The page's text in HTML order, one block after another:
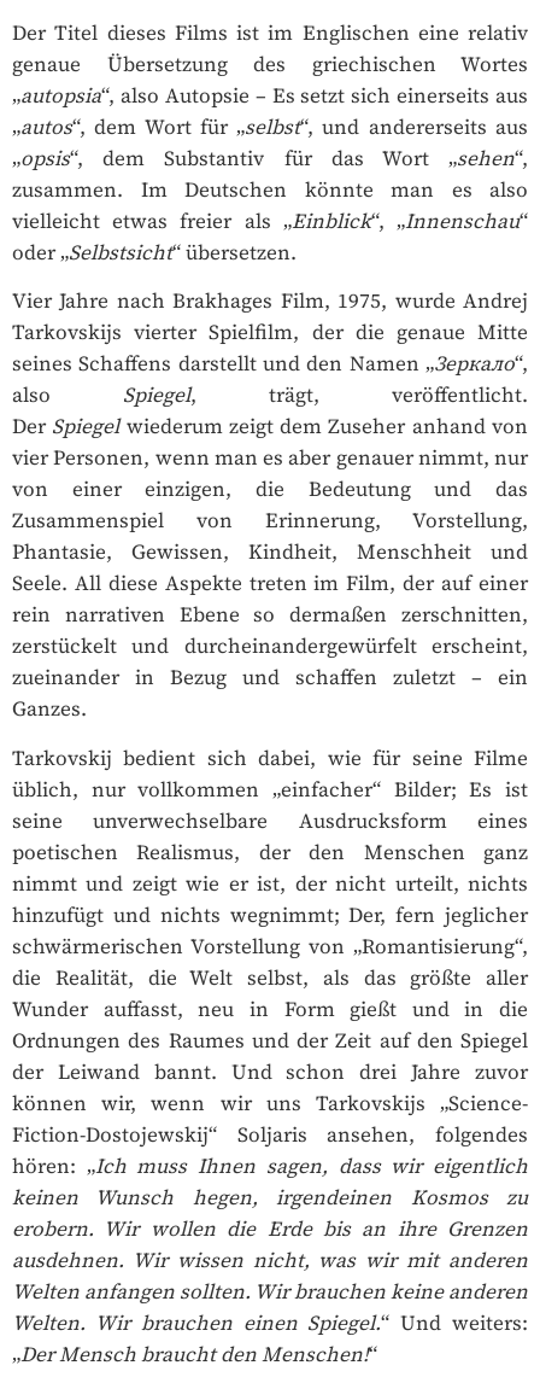
Der Titel dieses Films ist im Englischen eine relativ
genaue Übersetzung des griechischen Wortes
„autopsia“, also Autopsie – Es setzt sich einerseits aus
„autos“, dem Wort für „selbst“, und andererseits aus
„opsis“, dem Substantiv für das Wort „sehen“,
zusammen. Im Deutschen könnte man es also
vielleicht etwas freier als „Einblick“, „Innenschau“
oder „Selbstsicht“ übersetzen.
Vier Jahre nach Brakhages Film, 1975, wurde Andrej
Tarkovskijs vierter Spielfilm, der die genaue Mitte
seines Schaffens darstellt und den Namen „Зеркало“,
also Spiegel, trägt, veröffentlicht.
Der Spiegelwiederum zeigt dem Zuseher anhand von
vier Personen, wenn man es aber genauer nimmt, nur
von einer einzigen, die Bedeutung und das
Zusammenspiel von Erinnerung, Vorstellung,
Phantasie, Gewissen, Kindheit, Menschheit und
Seele. All diese Aspekte treten im Film, der auf einer
rein narrativen Ebene so dermaßen zerschnitten,
zerstückelt und durcheinandergewürfelt erscheint,
zueinander in Bezug und schaffen zuletzt – ein
Ganzes.
Tarkovskij bedient sich dabei, wie für seine Filme
üblich, nur vollkommen „einfacher“ Bilder; Es ist
seine unverwechselbare Ausdrucksform eines
poetischen Realismus, der den Menschen ganz
nimmt und zeigt wie er ist, der nicht urteilt, nichts
hinzufügt und nichts wegnimmt; Der, fern jeglicher
schwärmerischen Vorstellung von „Romantisierung“,
die Realität, die Welt selbst, als das größte aller
Wunder auffasst, neu in Form gießt und in die
Ordnungen des Raumes und der Zeit auf den Spiegel
der Leiwand bannt. Und schon drei Jahre zuvor
können wir, wenn wir uns Tarkovskijs „Science-
Fiction-Dostojewskij“ Soljaris ansehen, folgendes
hören: „Ich muss Ihnen sagen, dass wir eigentlich
keinen Wunsch hegen, irgendeinen Kosmos zu
erobern. Wir wollen die Erde bis an ihre Grenzen
ausdehnen. Wir wissen nicht, was wir mit anderen
Welten anfangen sollten. Wir brauchen keine anderen
Welten. Wir brauchen einen Spiegel.“ Und weiters:
„Der Mensch braucht den Menschen!“